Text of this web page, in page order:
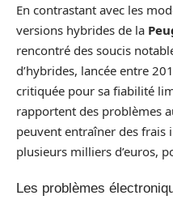
En contrastant avec les
versions hybrides de la
rencontré des soucis
d’hybrides, lancée entre
critiquée pour sa fiabilité
rapportent des problèmes
peuvent entraîner des frais
plusieurs milliers d’euros,
Les problèmes